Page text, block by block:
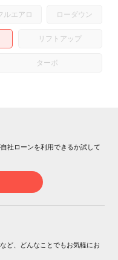
ルエアロ ローダウン
リフトアップ
ターボ
社ローンを利用できるか試して
ど、どんなことでもお気軽にお